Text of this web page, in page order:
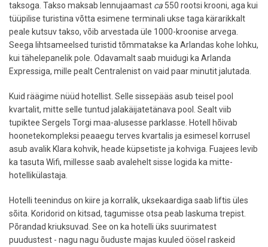
taksoga. Takso maksab lennujaamast ca 550 rootsi krooni, aga kui
tüüpilise turistina võtta esimene terminali ukse taga kärarikkalt
peale kutsuv takso, võib arvestada üle 1000-kroonise arvega.
Seega lihtsameelsed turistid tõmmatakse ka Arlandas kohe lohku,
kui tähelepanelik pole. Odavamalt saab muidugi ka Arlanda
Expressiga, mille pealt Centralenist on vaid paar minutit jalutada.
Kuid räägime nüüd hotellist. Selle sissepääs asub teisel pool
kvartalit, mitte selle tuntud jalakäijatetänava pool. Sealt viib
tupiktee Sergels Torgi maa-alusesse parklasse. Hotell hõivab
hoonetekompleksi peaaegu terves kvartalis ja esimesel korrusel
asub avalik Klara kohvik, heade küpsetiste ja kohviga. Fuajees levib
ka tasuta Wifi, millesse saab avalehelt sisse logida ka mitte-
hotellikülastaja.
Hotelli teenindus on kiire ja korralik, uksekaardiga saab liftis üles
sõita. Koridorid on kitsad, tagumisse otsa peab laskuma trepist.
Põrandad kriuksuvad. See on ka hotelli üks suurimatest
puudustest - nagu nagu õuduste majas kuuled öösel raskeid